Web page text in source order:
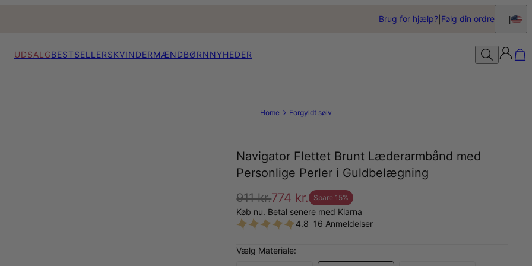
Brug for hjælp? Følg din ordre
UDSALGBESTSELLERSKVINDERMÆNDBØRNNYHEDER
Home Forgyldt sølv
Navigator Flettet Brunt Læderarmbånd med
Personlige Perler i Guldbelægning
911 kr.774 kr. Spare 15%
Køb nu. Betal senere med Klarna
4.8 16 Anmeldelser
Vælg Materiale: